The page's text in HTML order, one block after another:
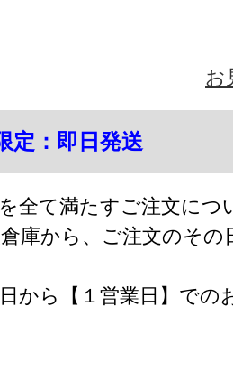
お
定：即日発送
全て満たすご注文につ
倉庫から、ご注文のそ
から【１営業日】での